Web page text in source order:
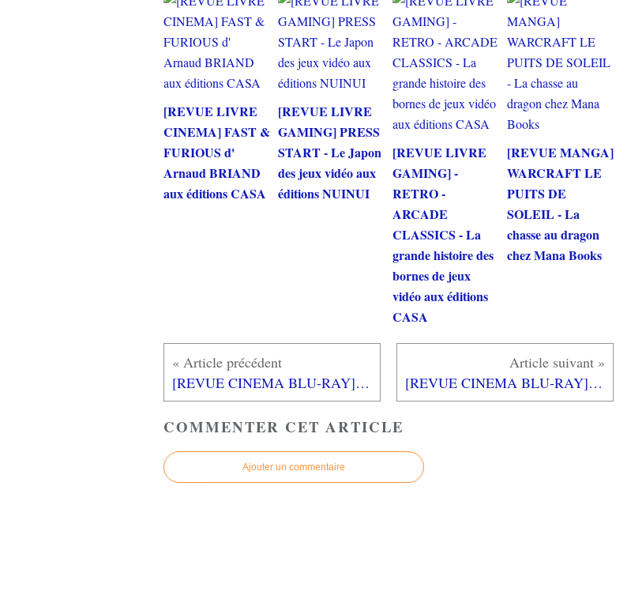
[REVUE LIVRE
CINEMA] FAST &
FURIOUS d'
Arnaud BRIAND
aux éditions CASA
[REVUE LIVRE
GAMING] PRESS
START - Le Japon
des jeux vidéo aux
éditions NUINUI
[REVUE LIVRE
GAMING] -
RETRO -
ARCADE
CLASSICS - La
grande histoire des
bornes de jeux
vidéo aux éditions
CASA
[REVUE MANGA]
WARCRAFT LE
PUITS DE
SOLEIL - La
chasse au dragon
chez Mana Books
[REVUE CINEMA BLU-RAY] MONSTROUS [REVUE CINEMA BLU-RAY] LE PACTE DES LOUPS
COMMENTER CET ARTICLE
Ajouter un commentaire